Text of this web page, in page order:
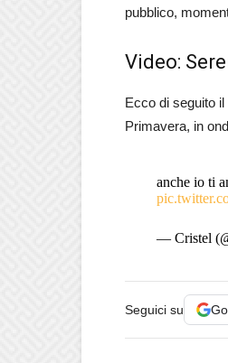
pubblico,
Video:
Ecco di seguito
Primavera, in
anche io ti
— Cristel
Seguici su